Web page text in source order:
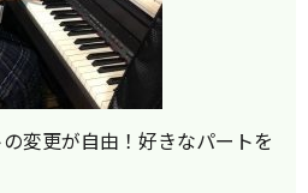
変更が自由！好きなパートを